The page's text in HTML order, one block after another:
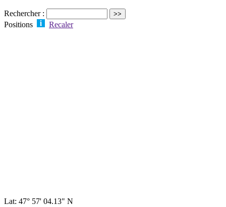
Rechercher :
Positions
Recaler
Lat: 47° 57' 04.13" N